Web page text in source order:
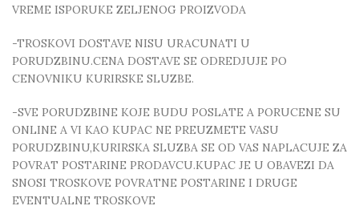
VREME ISPORUKE ZELJENOG PROIZVODA
-TROSKOVI DOSTAVE NISU URACUNATI U
PORUDZBINU.CENA DOSTAVE SE ODREDJUJE PO
CENOVNIKU KURIRSKE SLUZBE.
-SVE PORUDZBINE KOJE BUDU POSLATE A PORUCENE SU
ONLINE A VI KAO KUPAC NE PREUZMETE VASU
PORUDZBINU,KURIRSKA SLUZBA SE OD VAS NAPLACUJE ZA
POVRAT POSTARINE PRODAVCU.KUPAC JE U OBAVEZI DA
SNOSI TROSKOVE POVRATNE POSTARINE I DRUGE
EVENTUALNE TROSKOVE